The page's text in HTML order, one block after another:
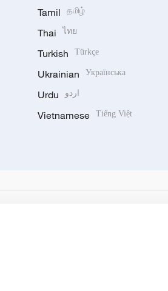
Tamil தமிழ்
Thai ไทย
Turkish Türkçe
Ukrainian Українська
Urdu اردو
Vietnamese Tiếng Việt